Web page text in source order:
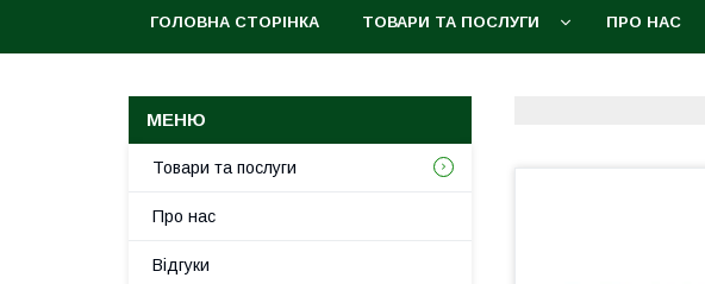
ГОЛОВНА СТОРІНКА ТОВАРИ ТА ПОСЛУГИ ПРО НАС
Товари та послуги
Про нас
Відгуки